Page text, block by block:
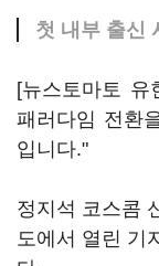
첫 내부 출신
[뉴스토마토
패러다임 전환
입니다."
정지석 코스콤
도에서 열린 기